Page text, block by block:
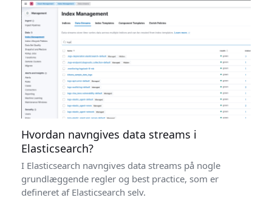
Hvordan navngives data streams i
Elasticsearch?
I Elasticsearch navngives data streams på nogle
grundlæggende regler og best practice, som er
defineret af Elasticsearch selv.